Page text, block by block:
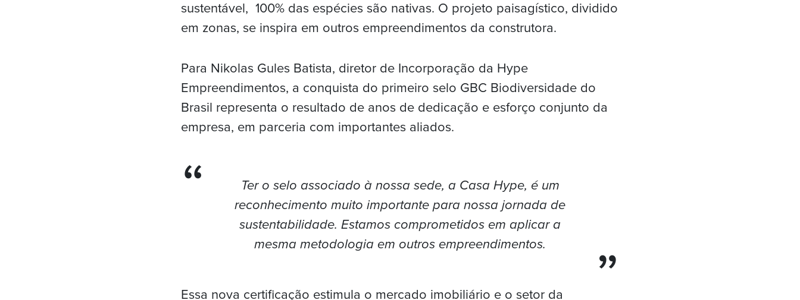
sustentável, 100% das espécies são nativas. O projeto paisagístico, dividido
em zonas, se inspira em outros empreendimentos da construtora.
Para Nikolas Gules Batista, diretor de Incorporação da Hype
Empreendimentos, a conquista do primeiro selo GBC Biodiversidade do
Brasil representa o resultado de anos de dedicação e esforço conjunto da
empresa, em parceria com importantes aliados.
Ter o selo associado à nossa sede, a Casa Hype, é um
reconhecimento muito importante para nossa jornada de
sustentabilidade. Estamos comprometidos em aplicar a
mesma metodologia em outros empreendimentos.
Essa nova certificação estimula o mercado imobiliário e o setor da